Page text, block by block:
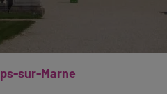
sur-Marne